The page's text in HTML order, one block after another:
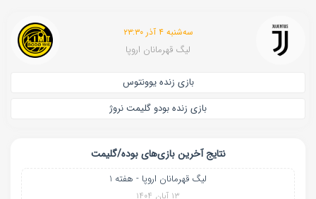
سه‌شنبه ۴ آذر ۲۳:۳۰
لیگ قهرمانان اروپا
بازی زنده یوونتوس
بازی زنده بودو گلیمت نروژ
نتایج آخرین بازی‌های بوده/گلیمت
لیگ قهرمانان اروپا - هفته 1
۱۳ آبان ۱۴۰۴